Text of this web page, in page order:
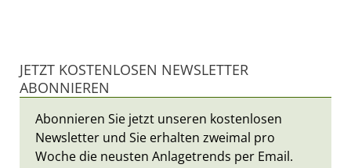
JETZT KOSTENLOSEN NEWSLETTER
ABONNIEREN
Abonnieren Sie jetzt unseren kostenlosen
Newsletter und Sie erhalten zweimal pro
Woche die neusten Anlagetrends per Email.